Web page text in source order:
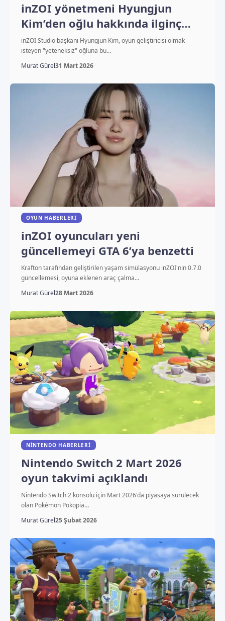
inZOI yönetmeni Hyungjun
Kim’den oğlu hakkında ilginç
itiraf
inZOI Studio başkanı Hyungjun Kim, oyun geliştiricisi olmak
isteyen "yeteneksiz" oğluna bu…
Murat Gürel31 Mart 2026
OYUN HABERLERI
inZOI oyuncuları yeni
güncellemeyi GTA 6’ya benzetti
Krafton tarafından geliştirilen yaşam simülasyonu inZOI'nin 0.7.0
güncellemesi, oyuna eklenen araç çalma…
Murat Gürel28 Mart 2026
NINTENDO HABERLERI
Nintendo Switch 2 Mart 2026
oyun takvimi açıklandı
Nintendo Switch 2 konsolu için Mart 2026'da piyasaya sürülecek
olan Pokémon Pokopia…
Murat Gürel25 Şubat 2026